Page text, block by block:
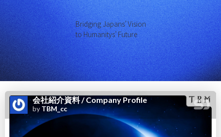
Bridging Japans’ Vision
to Humanitys’ Future